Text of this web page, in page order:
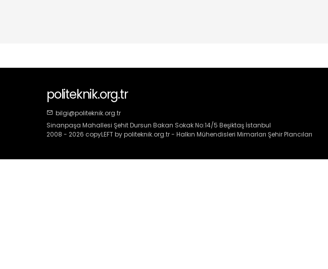
politeknik.org.tr
bilgi@politeknik.org.tr
Sinanpaşa Mahallesi Şehit Dursun Bakan Sokak No:14/5 Beşiktaş İstanbul
2008 - 2026 copyLEFT by politeknik.org.tr - Halkın Mühendisleri Mimarları Şehir Plancıları